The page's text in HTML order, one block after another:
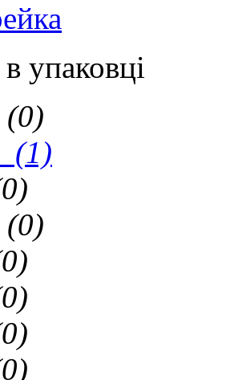
упаковці
(0)
(1)
(0)